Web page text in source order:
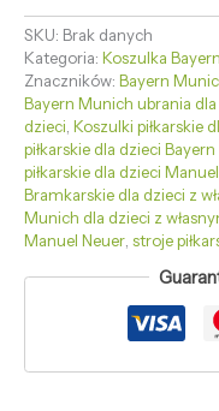
SKU: Brak danych
Kategoria: Koszulka
Znaczników: Bayern
Bayern Munich ubrania
dzieci Koszulki piłkarskie
piłkarskie dla dzieci
piłkarskie dla dzieci
Bramkarskie dla dzieci z
Munich dla dzieci z
Manuel Neuer stroje